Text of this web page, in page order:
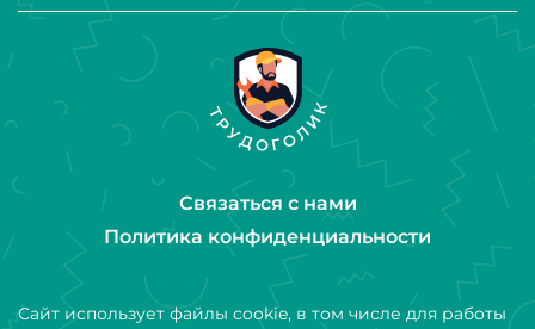
Связаться с нами
Политика конфиденциальности
Сайт использует файлы cookie, в том числе для работы